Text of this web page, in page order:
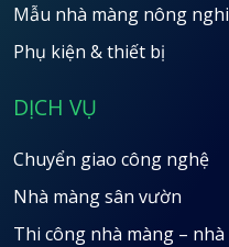
Mẫu nhà màng nông
Phụ kiện & thiết bị
DỊCH VỤ
Chuyển giao công nghệ
Nhà màng sân vườn
Thi công nhà màng –